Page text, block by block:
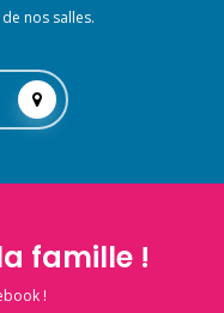
nos salles.
famille !
!